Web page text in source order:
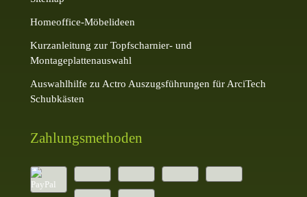
Homeoffice-Möbelideen
Kurzanleitung zur Topfscharnier- und
Montageplattenauswahl
Auswahlhilfe zu Actro Auszugsführungen für ArciTech
Schubkästen
Zahlungsmethoden